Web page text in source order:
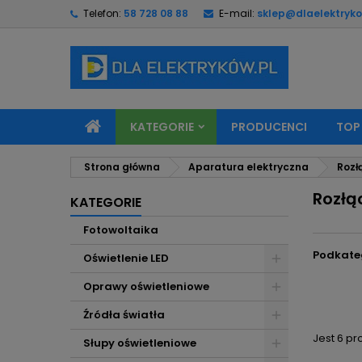
Telefon: 58 728 08 88 E-mail:
KATEGORIE PRODUCENCI
Strona główna Aparatura elektryczna
KATEGORIE
Fotowoltaika
Oświetlenie LED
Oprawy oświetleniowe
Źródła światła
Słupy oświetleniowe
Jest 6